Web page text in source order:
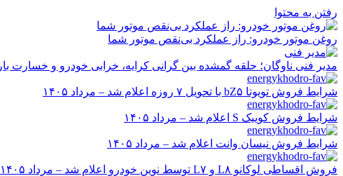
رفتن به محتوا
روغن موتور خودرو: راز عملکرد بی‌نقص موتور شما
مدیر فنی ناوگان؛ حلقه گمشده بین گرانی کرایه، خرابی خودرو و خسارت بار
شرایط فروش تویوتا bZ۵ با تحویل ۷ روزه اعلام شد – مرداد ۱۴۰۵
شرایط فروش کوییک S اعلام شد – مرداد ۱۴۰۵
شرایط فروش نیسان وانت اعلام شد – مرداد ۱۴۰۵
فروش اقساطی لوکانو L۸ و L۷ توسط نوین خودرو اعلام شد – مرداد ۱۴۰۵